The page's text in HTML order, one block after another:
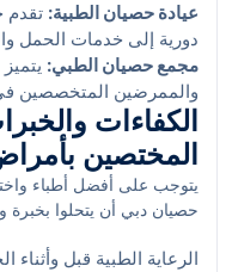
عيادة حصيان الطبية:
دورية إلى خدمات الحمل
مجمع حصيان الطبي:
والممرضين المتخصصين
الكفاءات
المختصين
يتوجب على أفضل أطباء
حصيان دبي أن يتحلوا
الرعاية الطبية قبل وأثناء